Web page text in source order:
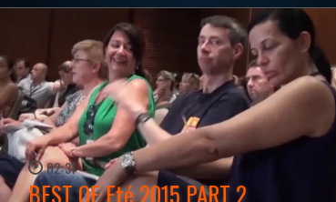
02:31
BEST OF Eté 2015 PART 2